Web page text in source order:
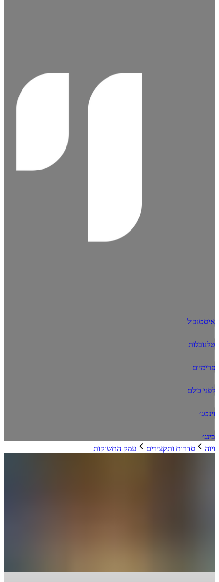
איסטנבול
טלנובלות
פרימיום
לפני כולם
וינטג׳
בינג׳
ויוה
סדרות ותקצירים עמק התשוקות